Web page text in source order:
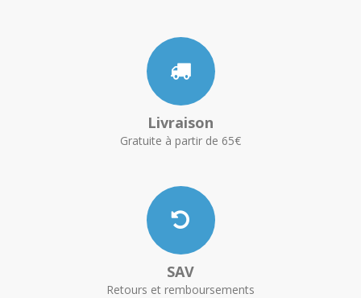
Livraison
Gratuite à partir de 65€
SAV
Retours et remboursements